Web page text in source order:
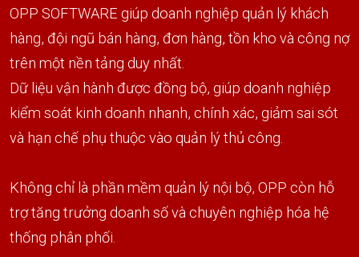
OPP SOFTWARE giúp doanh nghiệp quản lý khách
hàng, đội ngũ bán hàng, đơn hàng, tồn kho và công nợ
trên một nền tảng duy nhất.
Dữ liệu vận hành được đồng bộ, giúp doanh nghiệp
kiểm soát kinh doanh nhanh, chính xác, giảm sai sót
và hạn chế phụ thuộc vào quản lý thủ công.
Không chỉ là phần mềm quản lý nội bộ, OPP còn hỗ
trợ tăng trưởng doanh số và chuyên nghiệp hóa hệ
thống phân phối.